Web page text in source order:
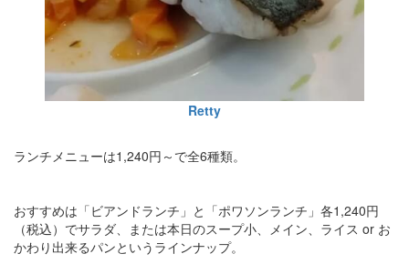
Retty
ランチメニューは1,240円～で全6種類。
おすすめは「ビアンドランチ」と「ポワソンランチ」各1,240円
（税込）でサラダ、または本日のスープ小、メイン、ライス or お
かわり出来るパンというラインナップ。